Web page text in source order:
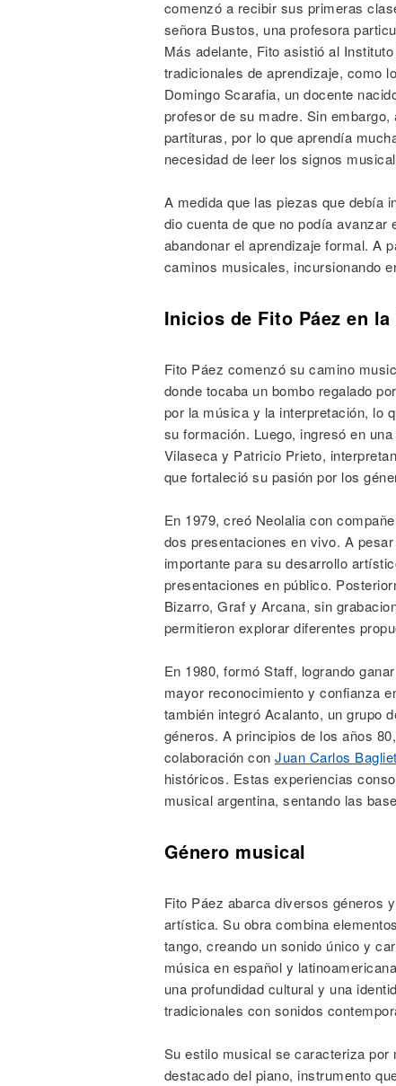
comenzó a recibir sus primeras
señora Bustos, una profesora
Más adelante, Fito asistió al
tradicionales de aprendizaje, como
Domingo Scarafia, un docente
profesor de su madre. Sin
partituras, por lo que aprendía
necesidad de leer los signos
A medida que las piezas que debía
dio cuenta de que no podía
abandonar el aprendizaje formal. A
caminos musicales, incursionando
Inicios de Fito Páez en
Fito Páez comenzó su camino
donde tocaba un bombo regalado
por la música y la interpretación, lo
su formación. Luego, ingresó en
Vilaseca y Patricio Prieto,
que fortaleció su pasión por los
En 1979, creó Neolalia con
dos presentaciones en vivo. A
importante para su desarrollo
presentaciones en público.
Bizarro, Graf y Arcana, sin
permitieron explorar diferentes
En 1980, formó Staff, logrando
mayor reconocimiento y confianza
también integró Acalanto, un grupo
géneros. A principios de los años
colaboración con Juan Carlos
históricos. Estas experiencias
musical argentina, sentando las
Género musical
Fito Páez abarca diversos géneros
artística. Su obra combina
tango, creando un sonido único y
música en español y
una profundidad cultural y una
tradicionales con sonidos
Su estilo musical se caracteriza
destacado del piano, instrumento